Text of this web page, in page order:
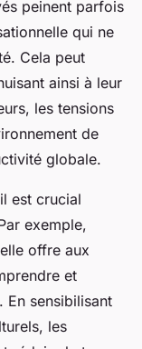
peinent parfois
qui ne
Cela peut
ainsi à leur
les tensions
de
globale.
est crucial
exemple,
offre aux
et
En sensibilisant
les